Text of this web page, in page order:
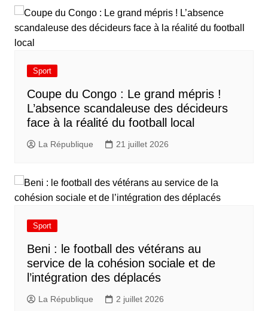
Sport
​Coupe du Congo : Le grand mépris !
L’absence scandaleuse des décideurs
face à la réalité du football local
La République 21 juillet 2026
Sport
Beni : le football des vétérans au
service de la cohésion sociale et de
l’intégration des déplacés​
La République 2 juillet 2026